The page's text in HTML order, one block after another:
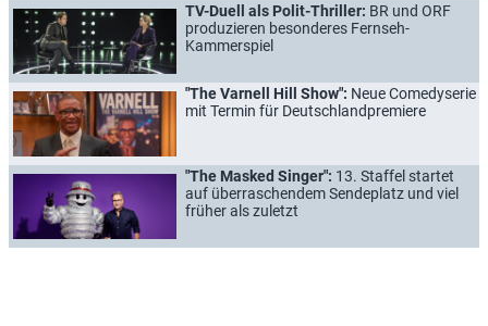
TV-Duell als Polit-Thriller: BR und ORF
produzieren besonderes Fernseh-
Kammerspiel
"The Varnell Hill Show": Neue Comedyserie
mit Termin für Deutschlandpremiere
"The Masked Singer": 13. Staffel startet
auf überraschendem Sendeplatz und viel
früher als zuletzt